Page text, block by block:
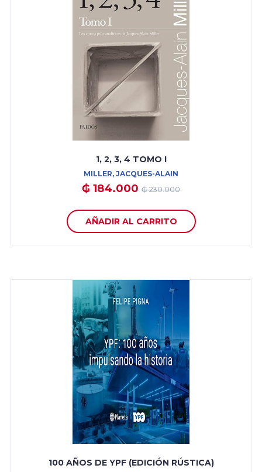
1, 2, 3, 4 TOMO I
MILLER, JACQUES-ALAIN
₲ 184.000 ₲ 230.000
AÑADIR AL CARRITO
100 AÑOS DE YPF (EDICIÓN RÚSTICA)